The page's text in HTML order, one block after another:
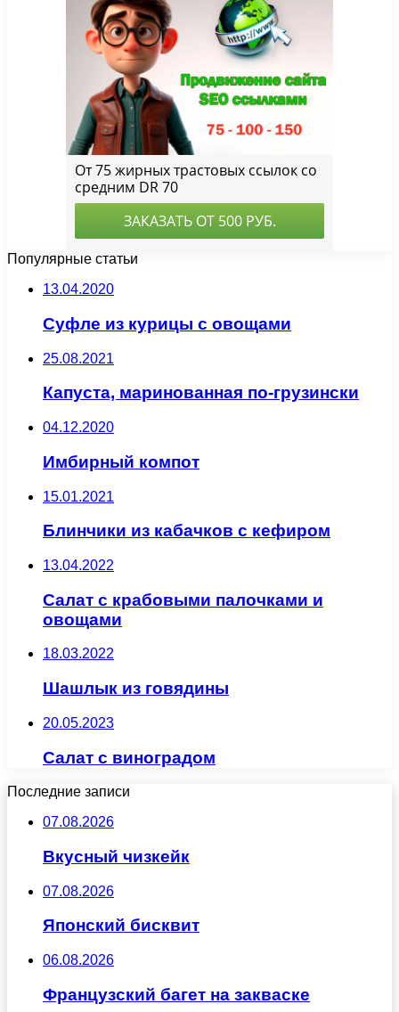
Популярные статьи
13.04.2020
Суфле из курицы с овощами
25.08.2021
Капуста, маринованная по-грузински
04.12.2020
Имбирный компот
15.01.2021
Блинчики из кабачков с кефиром
13.04.2022
Салат с крабовыми палочками и
овощами
18.03.2022
Шашлык из говядины
20.05.2023
Салат с виноградом
Последние записи
07.08.2026
Вкусный чизкейк
07.08.2026
Японский бисквит
06.08.2026
Французский багет на закваске